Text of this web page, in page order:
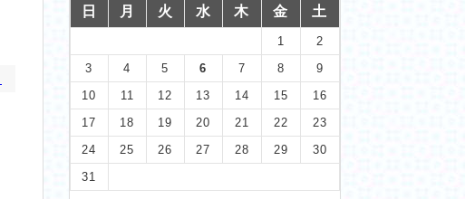
日 月 火 水 木 金 土
1
2
3
4 5 6 7 8
9
10
11 12 13 14 15
16
17
18 19 20 21 22
23
24
25 26 27 28 29
30
31